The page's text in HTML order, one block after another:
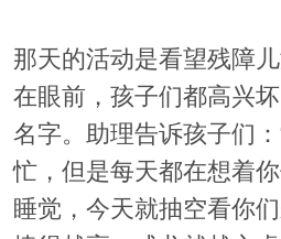
那天的活动是看望残障
在眼前，孩子们都高兴
名字。助理告诉孩子们
忙，但是每天都在想着
睡觉，今天就抽空看你